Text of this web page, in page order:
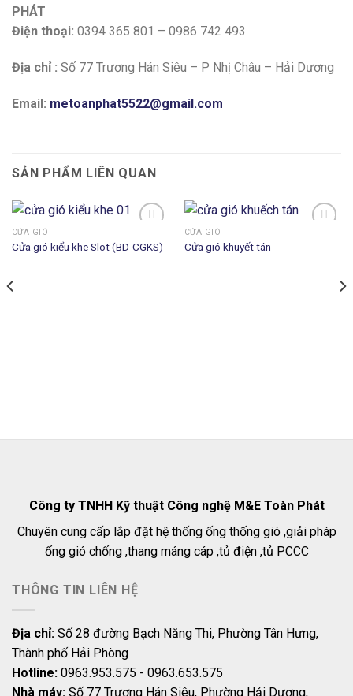
PHÁT
Điện thoại: 0394 365 801 – 0986 742 493
Địa chỉ : Số 77 Trương Hán Siêu – P Nhị Châu – Hải Dương
Email: metoanphat5522@gmail.com
SẢN PHẨM LIÊN QUAN
CỬA GIÓ
Cửa gió kiểu khe Slot (BD-CGKS)
CỬA GIÓ
Cửa gió khuyết tán
Công ty TNHH Kỹ thuật Công nghệ M&E Toàn Phát
Chuyên cung cấp lắp đặt hệ thống ống thống gió ,giải pháp
ống gió chống ,thang máng cáp ,tủ điện ,tủ PCCC
THÔNG TIN LIÊN HỆ
Địa chỉ: Số 28 đường Bạch Năng Thi, Phường Tân Hưng,
Thành phố Hải Phòng
Hotline: 0963.953.575 - 0963.653.575
Nhà máy: Số 77 Trương Hán Siêu, Phường Hải Dương,